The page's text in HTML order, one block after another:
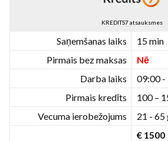
KREDITS7 atsauksmes
Saņemšanas laiks
15 min
Pirmais bez maksas
Nē
Darba laiks
09:00 -
Pirmais kredīts
100 –
Vecuma ierobežojums
21 - 65
€ 1500